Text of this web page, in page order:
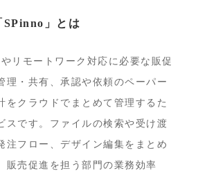
SPinno」とは
リモートワーク対応に必要な販促
理・共有、承認や依頼のペーパー
をクラウドでまとめて管理するた
スです。ファイルの検索や受け渡
注フロー、デザイン編集をまとめ
販売促進を担う部門の業務効率